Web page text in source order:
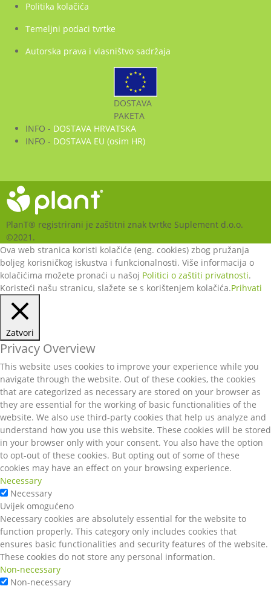
Politika kolačića
Temeljni podaci tvrtke
Autorska prava i vlasništvo sadržaja
DOSTAVA
PAKETA
INFO - DOSTAVA HRVATSKA
INFO - DOSTAVA EU (osim HR)
PlanT® registrirani je zaštitni znak tvrtke Suplement d.o.o.
©2021.
Ova web stranica koristi kolačiće (eng. cookies) zbog pružanja
boljeg korisničkog iskustva i funkcionalnosti. Više informacija o
kolačićima možete pronaći u našoj Politici o zaštiti privatnosti.
Koristeći našu stranicu, slažete se s korištenjem kolačića.Prihvati
Zatvori
Privacy Overview
This website uses cookies to improve your experience while you
navigate through the website. Out of these cookies, the cookies
that are categorized as necessary are stored on your browser as
they are essential for the working of basic functionalities of the
website. We also use third-party cookies that help us analyze and
understand how you use this website. These cookies will be stored
in your browser only with your consent. You also have the option
to opt-out of these cookies. But opting out of some of these
cookies may have an effect on your browsing experience.
Necessary
Necessary
Uvijek omogućeno
Necessary cookies are absolutely essential for the website to
function properly. This category only includes cookies that
ensures basic functionalities and security features of the website.
These cookies do not store any personal information.
Non-necessary
Non-necessary